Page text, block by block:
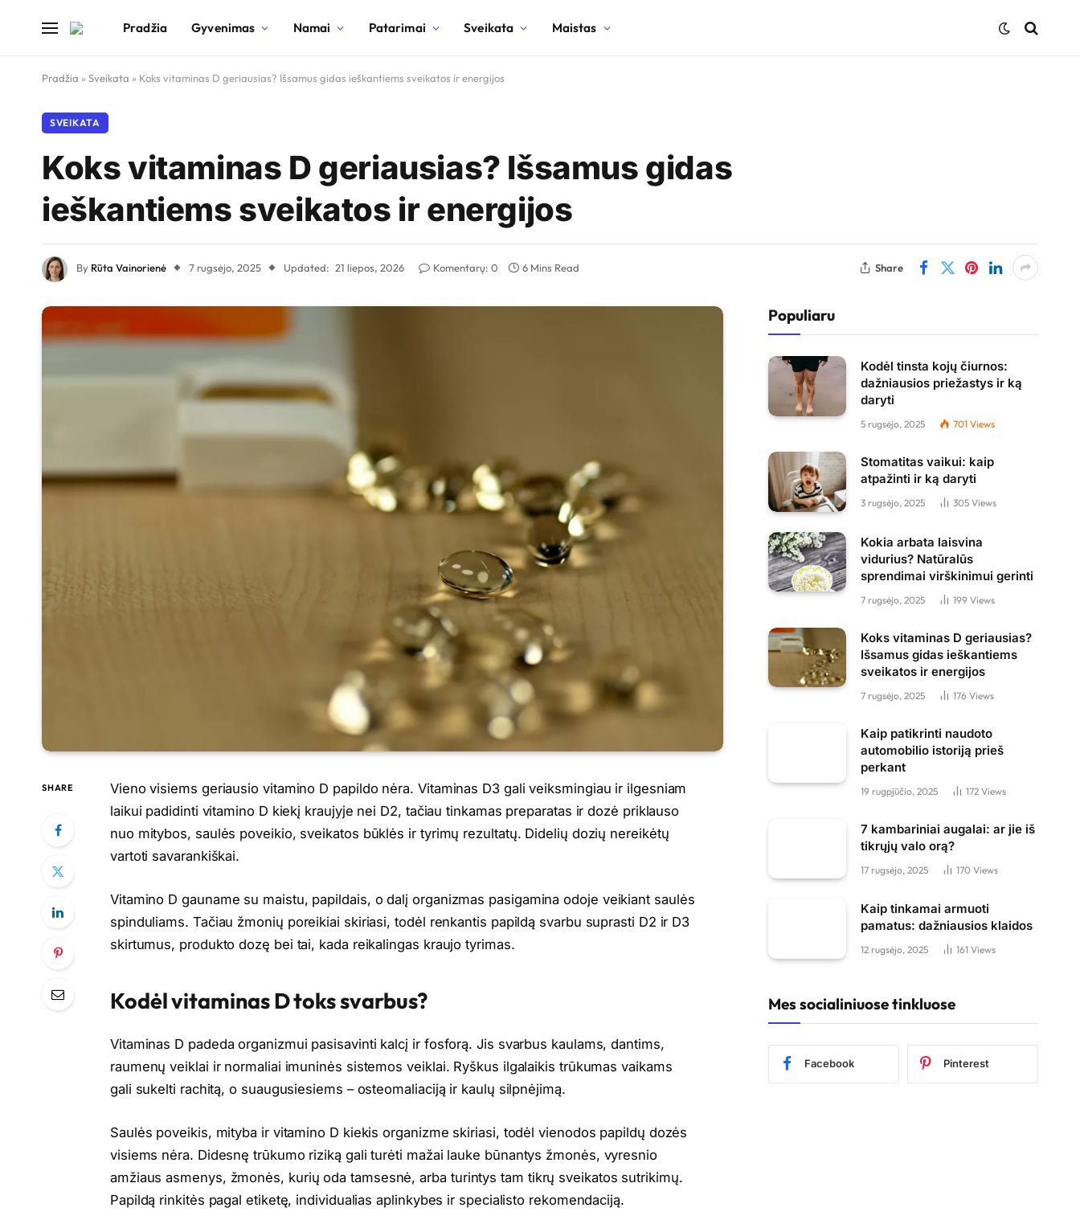
Pradžia Gyvenimas Namai Patarimai Sveikata Maistas
Pradžia » Sveikata » Koks vitaminas D geriausias? Išsamus gidas ieškantiems sveikatos ir energijos
SVEIKATA
Koks vitaminas D geriausias? Išsamus gidas
ieškantiems sveikatos ir energijos
By Rūta Vainorienė 7 rugsėjo, 2025 Updated: 21 liepos, 2026 Komentarų: 0 6 Mins Read Share
SHARE
Vieno visiems geriausio vitamino D papildo nėra. Vitaminas D3 gali veiksmingiau ir ilgesniam
laikui padidinti vitamino D kiekį kraujyje nei D2, tačiau tinkamas preparatas ir dozė priklauso
nuo mitybos, saulės poveikio, sveikatos būklės ir tyrimų rezultatų. Didelių dozių nereikėtų
vartoti savarankiškai.
Vitamino D gauname su maistu, papildais, o dalį organizmas pasigamina odoje veikiant saulės
spinduliams. Tačiau žmonių poreikiai skiriasi, todėl renkantis papildą svarbu suprasti D2 ir D3
skirtumus, produkto dozę bei tai, kada reikalingas kraujo tyrimas.
Kodėl vitaminas D toks svarbus?
Vitaminas D padeda organizmui pasisavinti kalcį ir fosforą. Jis svarbus kaulams, dantims,
raumenų veiklai ir normaliai imuninės sistemos veiklai. Ryškus ilgalaikis trūkumas vaikams
gali sukelti rachitą, o suaugusiesiems – osteomaliaciją ir kaulų silpnėjimą.
Saulės poveikis, mityba ir vitamino D kiekis organizme skiriasi, todėl vienodos papildų dozės
visiems nėra. Didesnę trūkumo riziką gali turėti mažai lauke būnantys žmonės, vyresnio
amžiaus asmenys, žmonės, kurių oda tamsesnė, arba turintys tam tikrų sveikatos sutrikimų.
Papildą rinkitės pagal etiketę, individualias aplinkybes ir specialisto rekomendaciją.
Populiaru
Kodėl tinsta kojų čiurnos:
dažniausios priežastys ir ką
daryti
5 rugsėjo, 2025 701 Views
Stomatitas vaikui: kaip
atpažinti ir ką daryti
3 rugsėjo, 2025 305 Views
Kokia arbata laisvina
vidurius? Natūralūs
sprendimai virškinimui gerinti
7 rugsėjo, 2025 199 Views
Koks vitaminas D geriausias?
Išsamus gidas ieškantiems
sveikatos ir energijos
7 rugsėjo, 2025 176 Views
Kaip patikrinti naudoto
automobilio istoriją prieš
perkant
19 rugpjūčio, 2025 172 Views
7 kambariniai augalai: ar jie iš
tikrųjų valo orą?
17 rugsėjo, 2025 170 Views
Kaip tinkamai armuoti
pamatus: dažniausios klaidos
12 rugsėjo, 2025 161 Views
Mes socialiniuose tinkluose
Facebook Pinterest